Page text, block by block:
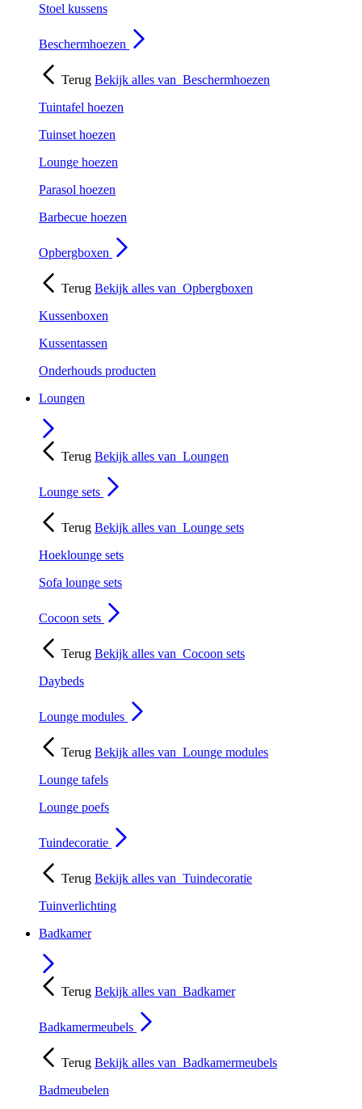
Stoel kussens
Beschermhoezen
Terug Bekijk alles van Beschermhoezen
Tuintafel hoezen
Tuinset hoezen
Lounge hoezen
Parasol hoezen
Barbecue hoezen
Opbergboxen
Terug Bekijk alles van Opbergboxen
Kussenboxen
Kussentassen
Onderhouds producten
Loungen
Terug Bekijk alles van Loungen
Lounge sets
Terug Bekijk alles van Lounge sets
Hoeklounge sets
Sofa lounge sets
Cocoon sets
Terug Bekijk alles van Cocoon sets
Daybeds
Lounge modules
Terug Bekijk alles van Lounge modules
Lounge tafels
Lounge poefs
Tuindecoratie
Terug Bekijk alles van Tuindecoratie
Tuinverlichting
Badkamer
Terug Bekijk alles van Badkamer
Badkamermeubels
Terug Bekijk alles van Badkamermeubels
Badmeubelen